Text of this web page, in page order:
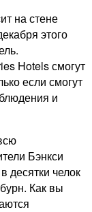
на стене
этого
Hotels смогут
если смогут
и
Бэнкси
десятки челок
Как вы